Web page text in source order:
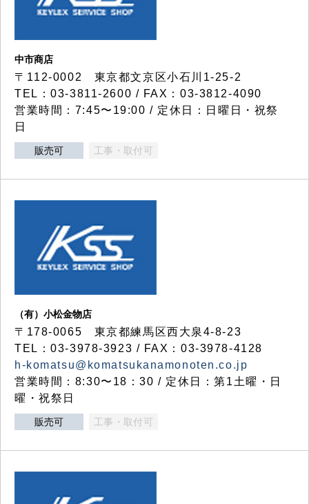
中市商店
〒112-0002 東京都文京区小石川1-25-2
TEL：03-3811-2600 / FAX：03-3812-4090
営業時間：7:45〜19:00 / 定休日：日曜日・祝祭
日
販売可 工事・取付可
（有）小松金物店
〒178-0065 東京都練馬区西大泉4-8-23
TEL：03-3978-3923 / FAX：03-3978-4128
h-komatsu@komatsukanamonoten.co.jp
営業時間：8:30〜18：30 / 定休日：第1土曜・日
曜・祝祭日
販売可 工事・取付可